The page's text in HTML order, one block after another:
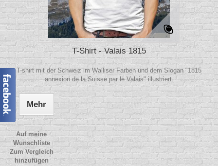
T-Shirt - Valais 1815
T-shirt mit der Schweiz im Walliser Farben und dem Slogan "1815
annexion de la Suisse par le Valais" illustriert.
Mehr
Auf meine
Wunschliste
Zum Vergleich
hinzufügen